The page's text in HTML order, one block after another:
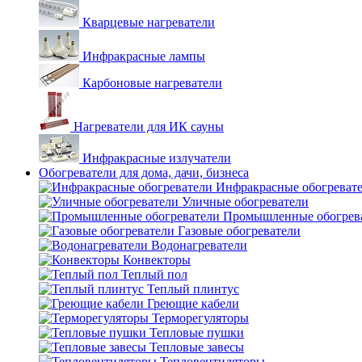
Кварцевые нагреватели
Инфракрасные лампы
Карбоновые нагреватели
Нагреватели для ИК сауны
Инфракрасные излучатели
Обогреватели для дома, дачи, бизнеса
Инфракрасные
Уличные обогреватели
Промышленные
Газовые обогреватели
Водонагреватели
Конвекторы
Теплый пол
Теплый плинтус
Греющие кабели
Терморегуляторы
Тепловые пушки
Тепловые завесы